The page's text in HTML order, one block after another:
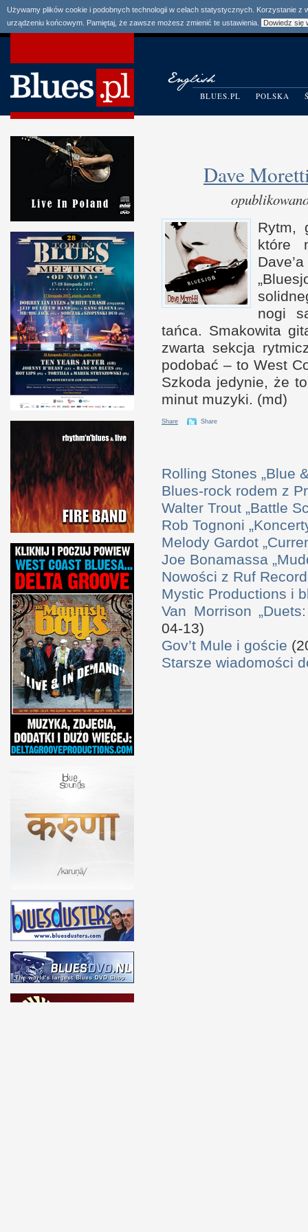
Używamy plików cookie i podobnych technologii w celach statystycznych. Korzystanie
urządzeniu końcowym. Pamiętaj, że zawsze możesz zmienić te ustawienia.
Dowiedz się
BLUES.PL POLSKA
Dave
Rytm,
które
nogi
tańca. Smakowita
zwarta sekcja
podobać – to West
Szkoda jedynie, że
minut muzyki. (md)
Share Share
Rolling Stones „Blue
Blues-rock rodem z
Walter Trout „Battle
Rob Tognoni
Melody Gardot
Joe Bonamassa
Nowości z Ruf
Mystic Productions i
Van Morrison
04-13)
Gov’t Mule i goście
Starsze wiadomości